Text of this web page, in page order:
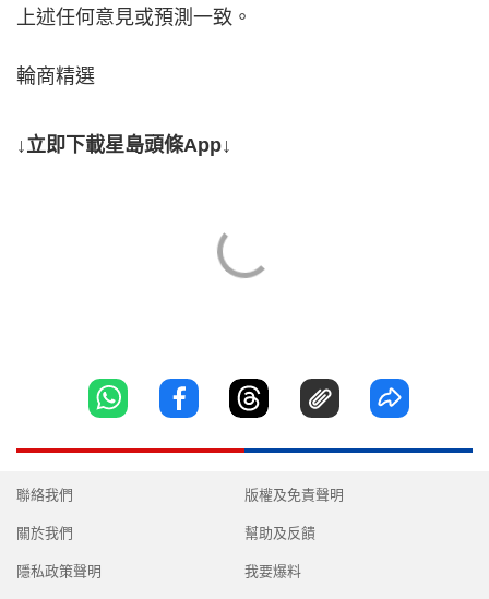
上述任何意見或預測一致。
輪商精選
↓立即下載星島頭條App↓
聯絡我們
關於我們
隱私政策聲明
版權及免責聲明
幫助及反饋
我要爆料